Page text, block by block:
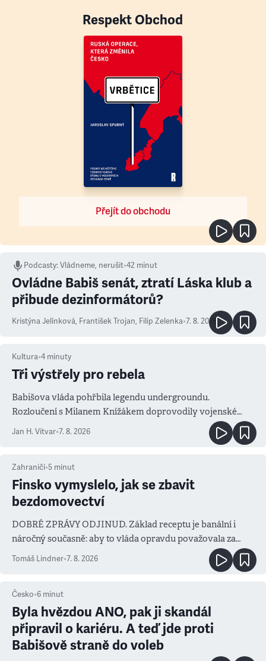
Respekt Obchod
Přejít do obchodu
Podcasty:Vládneme, nerušit•42 minut
Ovládne Babiš senát, ztratí Láska klub a
přibude dezinformátorů?
Kristýna Jelínková, František Trojan, Filip Zelenka•7. 8. 2026
Kultura•4 minuty
Tři výstřely pro rebela
Babišova vláda pohřbila legendu undergroundu.
Rozloučení s Milanem Knížákem doprovodily vojenské
Jan H. Vitvar•7. 8. 2026
Zahraničí•5 minut
Finsko vymyslelo, jak se zbavit
bezdomovectví
DOBRÉ ZPRÁVY ODJINUD. Základ receptu je banální i
náročný současně: aby to vláda opravdu považovala za
Tomáš Lindner•7. 8. 2026
Česko•6 minut
Byla hvězdou ANO, pak ji skandál
připravil o kariéru. A teď jde proti
Babišově straně do voleb